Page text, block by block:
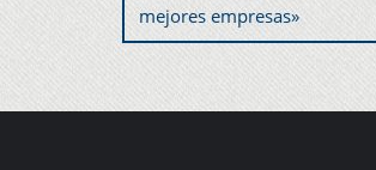
mejores empresas»